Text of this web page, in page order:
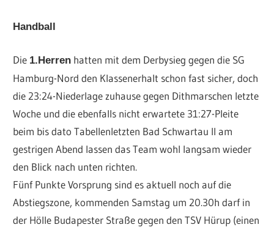
Handball
Die 1.Herren hatten mit dem Derbysieg gegen die SG
Hamburg-Nord den Klassenerhalt schon fast sicher, doch
die 23:24-Niederlage zuhause gegen Dithmarschen letzte
Woche und die ebenfalls nicht erwartete 31:27-Pleite
beim bis dato Tabellenletzten Bad Schwartau II am
gestrigen Abend lassen das Team wohl langsam wieder
den Blick nach unten richten.
Fünf Punkte Vorsprung sind es aktuell noch auf die
Abstiegszone, kommenden Samstag um 20.30h darf in
der Hölle Budapester Straße gegen den TSV Hürup (einen